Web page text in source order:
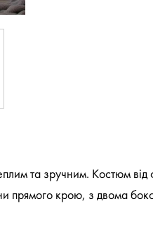
та зручним. Костюм
прямого крою, з двома